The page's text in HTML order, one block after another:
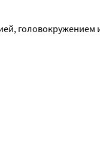
головокружением